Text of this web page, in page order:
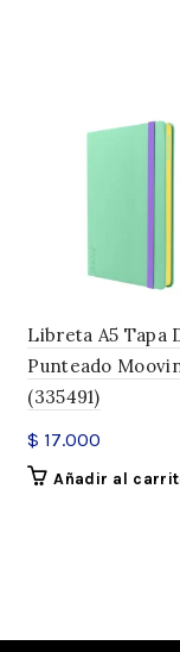
Libreta A5 Tapa
Punteado
(335491)
$ 17.000
Añadir al